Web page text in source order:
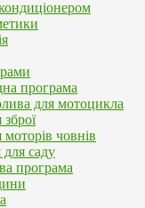
програма
для мотоцикла
човнів
саду
програма